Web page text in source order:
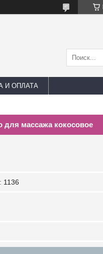
И ОПЛАТА
для массажа кокосовое
1136